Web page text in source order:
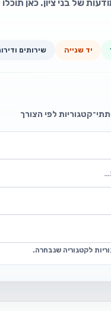
של בני ציון. כאן
יד שנייה שירותים
לפי הצורך
לקטגוריה שנבחרה.